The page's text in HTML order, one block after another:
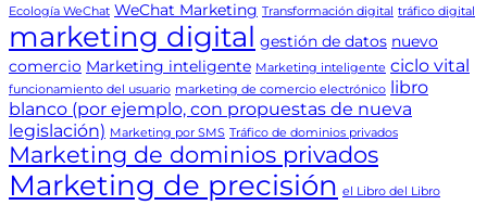
Ecología WeChat WeChat Marketing Transformación digital tráfico digital
marketing digital gestión de datos nuevo
comercio Marketing inteligente Marketing inteligente ciclo vital
funcionamiento del usuario marketing de comercio electrónico libro
blanco (por ejemplo, con propuestas de nueva
legislación) Marketing por SMS Tráfico de dominios privados
Marketing de dominios privados
Marketing de precisión el Libro del Libro